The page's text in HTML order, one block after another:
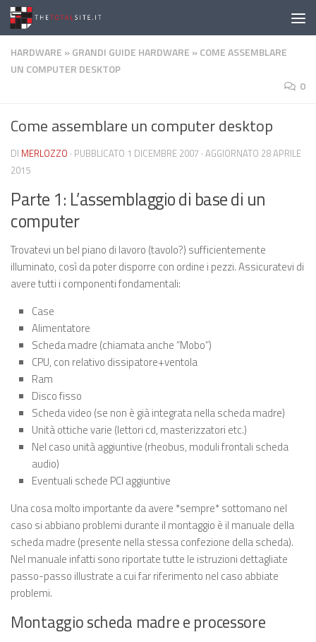
Salta al contenuto
HARDWARE »GRANDI GUIDE HARDWARE »COME ASSEMBLARE
UN COMPUTER DESKTOP
0
Come assemblare un computer desktop
DI MERLOZZO · PUBBLICATO 1 DICEMBRE 2007 · AGGIORNATO 28 APRILE
2015
Parte 1: L’assemblaggio di base di un
computer
Trovatevi un bel piano di lavoro (tavolo?) sufficientemente
illuminato, così da poter disporre con ordine i pezzi. Assicuratevi di
avere tutti i componenti fondamentali:
Case
Alimentatore
Scheda madre (chiamata anche “Mobo”)
CPU, con relativo dissipatore+ventola
Ram
Disco fisso
Scheda video (se non è già integrata nella scheda madre)
Unità ottiche varie (lettori cd, masterizzatori etc.)
Nel caso unità aggiuntive (rheobus, moduli frontali scheda
audio)
Eventuali schede PCI aggiuntive
Una cosa molto importante da avere *sempre* sottomano nel
caso si abbiano problemi durante il montaggio è il manuale della
scheda madre (presente nella stessa confezione della scheda).
Nel manuale infatti sono riportate tutte le istruzioni dettagliate
passo-passo illustrate a cui far riferimento nel caso abbiate
problemi.
Montaggio scheda madre e processore